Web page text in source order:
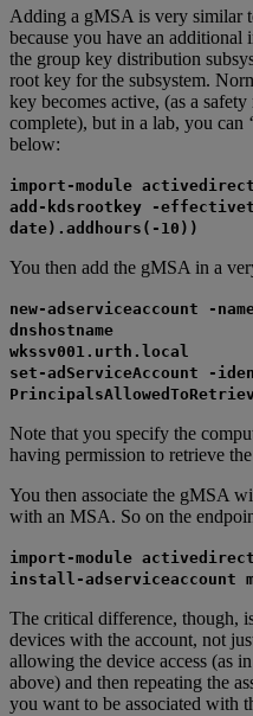
Adding a gMSA is very similar
because you have an
the group key distribution
root key for the subsystem.
key becomes active, (as a
complete), but in a lab, you can
below:
import-module
add-kdsrootkey -
date).addhours(-10))
You then add the gMSA in a
new-adserviceaccount -
dnshostname
wkssv001.urth.local
set-adServiceAccount -
Note that you specify the
having permission to retrieve
You then associate the gMSA
with an MSA. So on the
import-module
install-adserviceaccount
The critical difference, though,
devices with the account, not
allowing the device access (as
above) and then repeating the
you want to be associated with